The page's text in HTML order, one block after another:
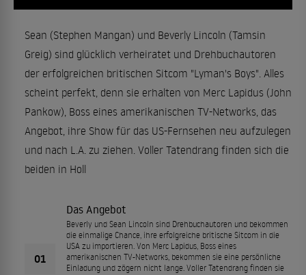
Sean (Stephen Mangan) und Beverly Lincoln (Tamsin
Greig) sind glücklich verheiratet und Drehbuchautoren
der erfolgreichen britischen Sitcom "Lyman's Boys". Alles
scheint perfekt, denn sie erhalten von Merc Lapidus (John
Pankow), Boss eines amerikanischen TV-Networks, das
Angebot, ihre Show für das US-Fernsehen neu aufzulegen
und nach L.A. zu ziehen. Voller Tatendrang finden sich die
beiden in Holl
01
Das Angebot
Beverly und Sean Lincoln sind Drehbuchautoren und bekommen
die einmalige Chance, ihre erfolgreiche britische Sitcom in die
USA zu importieren. Von Merc Lapidus, Boss eines
amerikanischen TV-Networks, bekommen sie eine persönliche
Einladung und zögern nicht lange. Voller Tatendrang finden sie